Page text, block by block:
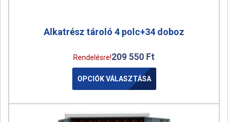
Alkatrész tároló 4 polc+34 doboz
Rendelésre!209 550 Ft
OPCIÓK VÁLASZTÁSA